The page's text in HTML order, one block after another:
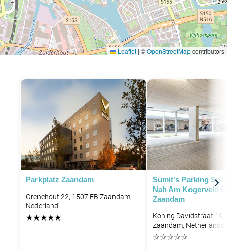
Leaflet | ©OpenStreetMapcontributors
Parkplatz Zaandam
Grenehout 22, 1507 EB Zaandam,
Nederland
★★★★★
Sumit's Parking
Nah Am Kogerveld
Zaandam
Koning Davidstraat 19,
Zaandam, Netherlands
☆☆☆☆☆